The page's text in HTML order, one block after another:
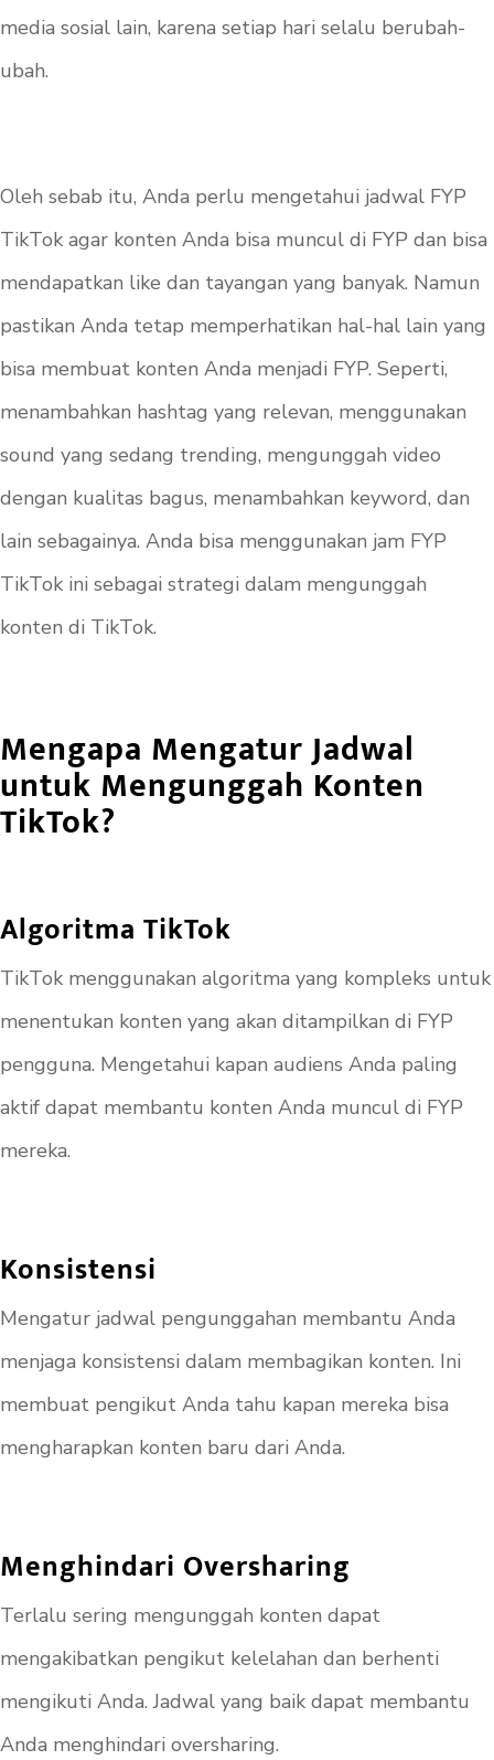
media sosial lain, karena setiap hari selalu berubah-
ubah.
Oleh sebab itu, Anda perlu mengetahui jadwal FYP
TikTok agar konten Anda bisa muncul di FYP dan bisa
mendapatkan like dan tayangan yang banyak. Namun
pastikan Anda tetap memperhatikan hal-hal lain yang
bisa membuat konten Anda menjadi FYP. Seperti,
menambahkan hashtag yang relevan, menggunakan
sound yang sedang trending, mengunggah video
dengan kualitas bagus, menambahkan keyword, dan
lain sebagainya. Anda bisa menggunakan jam FYP
TikTok ini sebagai strategi dalam mengunggah
konten di TikTok.
Mengapa Mengatur Jadwal
untuk Mengunggah Konten
TikTok?
Algoritma TikTok
TikTok menggunakan algoritma yang kompleks untuk
menentukan konten yang akan ditampilkan di FYP
pengguna. Mengetahui kapan audiens Anda paling
aktif dapat membantu konten Anda muncul di FYP
mereka.
Konsistensi
Mengatur jadwal pengunggahan membantu Anda
menjaga konsistensi dalam membagikan konten. Ini
membuat pengikut Anda tahu kapan mereka bisa
mengharapkan konten baru dari Anda.
Menghindari Oversharing
Terlalu sering mengunggah konten dapat
mengakibatkan pengikut kelelahan dan berhenti
mengikuti Anda. Jadwal yang baik dapat membantu
Anda menghindari oversharing.